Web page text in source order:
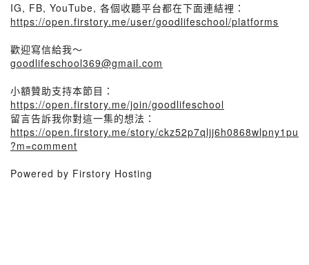
IG, FB, YouTube, 各個收聽平台都在下面連結裡：
https://open.firstory.me/user/goodlifeschool/platforms
歡迎寫信給我～
goodlifeschool369@gmail.com
小額贊助支持本節目：
https://open.firstory.me/join/goodlifeschool
留言告訴我你對這一集的想法：
https://open.firstory.me/story/ckz52p7qljj6h0868wlpny1pu
?m=comment
Powered by Firstory Hosting